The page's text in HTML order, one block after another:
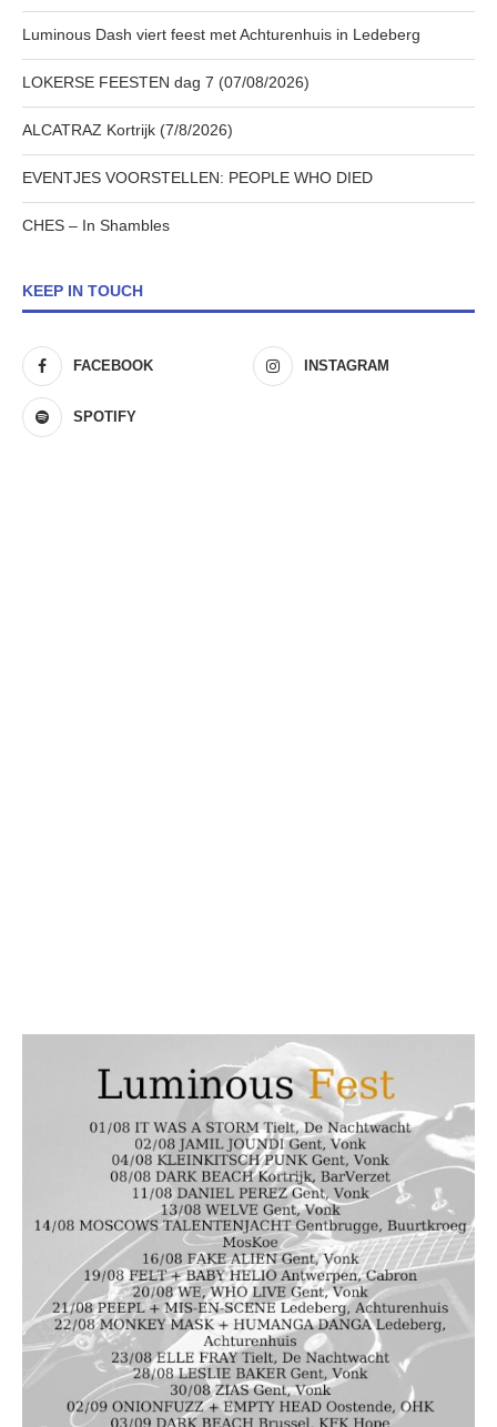
Luminous Dash viert feest met Achturenhuis in Ledeberg
LOKERSE FEESTEN dag 7 (07/08/2026)
ALCATRAZ Kortrijk (7/8/2026)
EVENTJES VOORSTELLEN: PEOPLE WHO DIED
CHES – In Shambles
KEEP IN TOUCH
FACEBOOK INSTAGRAM
SPOTIFY